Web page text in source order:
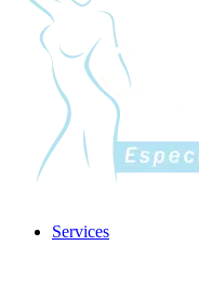
Services